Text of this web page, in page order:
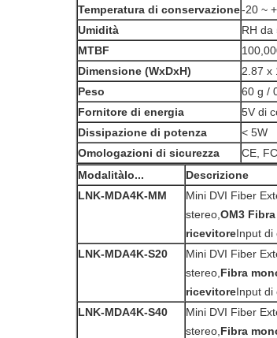
Temperatura di conservazione-20 ~
Umidità
RH da
MTBF
Dimensione (WxDxH)
2.87 x
Peso
60 g /
Fornitore di energia
5V di
Dissipazione di potenza
< 5W
Omologazioni di sicurezza
CE,
ModalitàIo...
Descrizione
LNK-MDA4K-MM
Mini DVI Fiber
stereo, OM3
ricevitoreInput di
LNK-MDA4K-S20
Mini DVI Fiber
stereo, Fibra
ricevitoreInput di
LNK-MDA4K-S40
Mini DVI Fiber
stereo, Fibra